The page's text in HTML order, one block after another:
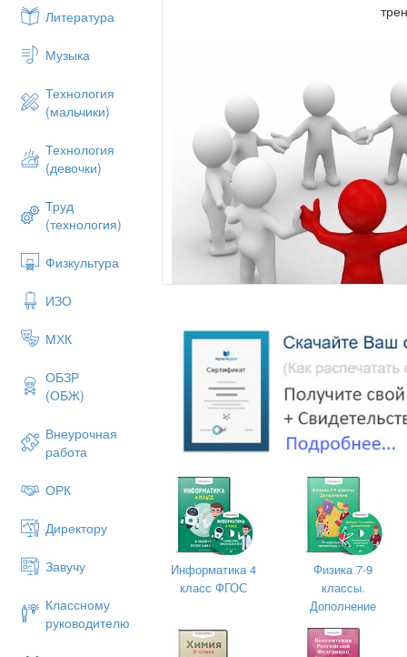
Литература
Музыка
Технология
(мальчики)
Технология
(девочки)
Труд
(технология)
Физкультура
ИЗО
МХК
ОБЗР
(ОБЖ)
Внеурочная
работа
ОРК
Директору
Завучу
Классному
руководителю
2015-
Информатика 4
класс ФГОС
Физика 7-9
классы.
Дополнение